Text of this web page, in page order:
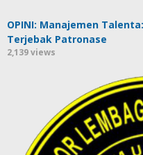
OPINI: Manajemen
Terjebak Patronase
2,139 views